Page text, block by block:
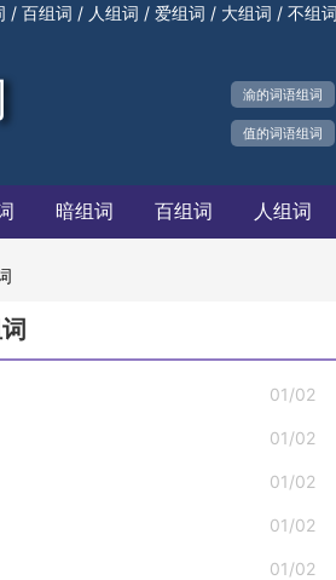
/ 百组词 / 人组词 / 爱组词 / 大组词 / 不组词
渝的词语组词
值的词语组词
暗组词 百组词 人组词
01/02
01/02
01/02
01/02
01/02